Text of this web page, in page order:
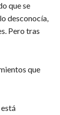
que se
desconocía,
Pero tras
que